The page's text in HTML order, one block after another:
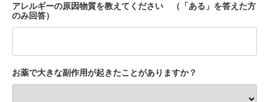
アレルギーの原因物質を教えてください （「ある」を答えた方
のみ回答）
お薬で大きな副作用が起きたことがありますか？